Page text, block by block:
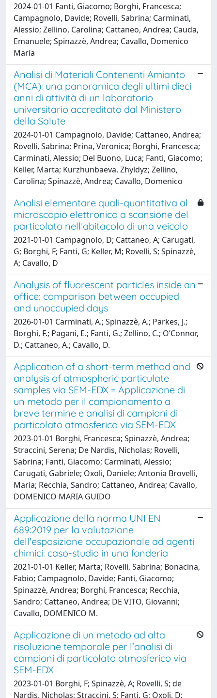
2024-01-01 Fanti, Giacomo; Borghi, Francesca;
Campagnolo, Davide; Rovelli, Sabrina; Carminati,
Alessio; Zellino, Carolina; Cattaneo, Andrea; Cauda,
Emanuele; Spinazzè, Andrea; Cavallo, Domenico
Maria
Analisi di Materiali Contenenti Amianto
(MCA): una panoramica degli ultimi dieci
anni di attività di un laboratorio
universitario accreditato dal Ministero
della Salute
2024-01-01 Campagnolo, Davide; Cattaneo, Andrea;
Rovelli, Sabrina; Prina, Veronica; Borghi, Francesca;
Carminati, Alessio; Del Buono, Luca; Fanti, Giacomo;
Keller, Marta; Kurzhunbaeva, Zhyldyz; Zellino,
Carolina; Spinazzè, Andrea; Cavallo, Domenico
Analisi elementare quali-quantitativa al
microscopio elettronico a scansione del
particolato nell’abitacolo di una veicolo
2021-01-01 Campagnolo, D; Cattaneo, A; Carugati,
G; Borghi, F; Fanti, G; Keller, M; Rovelli, S; Spinazzè,
A; Cavallo, D
Analysis of fluorescent particles inside an
office: comparison between occupied
and unoccupied days
2026-01-01 Carminati, A.; Spinazzè, A.; Parkes, J.;
Borghi, F.; Pagani, E.; Fanti, G.; Zellino, C.; O’Connor,
D.; Cattaneo, A.; Cavallo, D.
Application of a short-term method and
analysis of atmospheric particulate
samples via SEM-EDX = Applicazione di
un metodo per il campionamento a
breve termine e analisi di campioni di
particolato atmosferico via SEM-EDX
2023-01-01 Borghi, Francesca; Spinazzè, Andrea;
Straccini, Serena; De Nardis, Nicholas; Rovelli,
Sabrina; Fanti, Giacomo; Carminati, Alessio;
Carugati, Gabriele; Oxoli, Daniele; Antonia Brovelli,
Maria; Recchia, Sandro; Cattaneo, Andrea; Cavallo,
DOMENICO MARIA GUIDO
Applicazione della norma UNI EN
689:2019 per la valutazione
dell'esposizione occupazionale ad agenti
chimici: caso-studio in una fonderia
2021-01-01 Keller, Marta; Rovelli, Sabrina; Bonacina,
Fabio; Campagnolo, Davide; Fanti, Giacomo;
Spinazzè, Andrea; Borghi, Francesca; Recchia,
Sandro; Cattaneo, Andrea; DE VITO, Giovanni;
Cavallo, DOMENICO M.
Applicazione di un metodo ad alta
risoluzione temporale per l’analisi di
campioni di particolato atmosferico via
SEM-EDX
2023-01-01 Borghi, F; Spinazzè, A; Rovelli, S; de
Nardis, Nicholas; Straccini, S; Fanti, G; Oxoli, D;